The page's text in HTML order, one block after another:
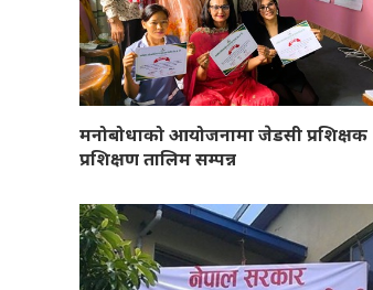
मनोबोधाको आयोजनामा जेडसी प्रशिक्षक
प्रशिक्षण तालिम सम्पन्न